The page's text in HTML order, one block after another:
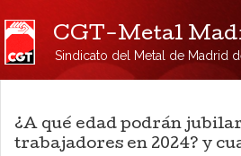
CGT-Metal
Sindicato del Metal de Madrid
¿A qué edad podrán
trabajadores en 2024? y